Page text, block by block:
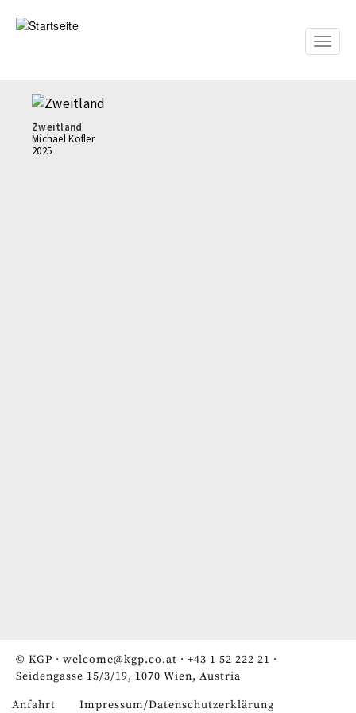
zum
Toggle
Zweitland
Michael Kofler
2025
© KGP · welcome@kgp.co.at · +43 1 52 222 21 ·
Seidengasse 15/3/19, 1070 Wien, Austria
Anfahrt Impressum/Datenschutzerklärung